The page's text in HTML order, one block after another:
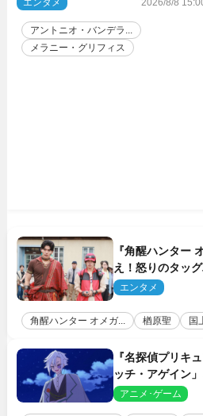
エンタメ 2026/8/8
アントニオ・バンデラ...
メラニー・グリフィス
『角醒ハンター
え！怒りのタッ
がハンターバト
エンタメ
角醒ハンター オメガ... 楢原聖 国
『名探偵プリキ
ッチ・アゲイン
告状が届く
アニメ･ゲーム